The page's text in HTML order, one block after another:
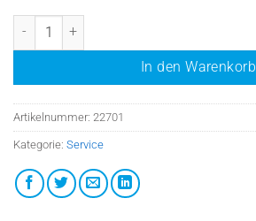
Folgeinstallation, gleicher Ort +Tag Menge
In den Warenkorb
Artikelnummer: 22701
Kategorie: Service